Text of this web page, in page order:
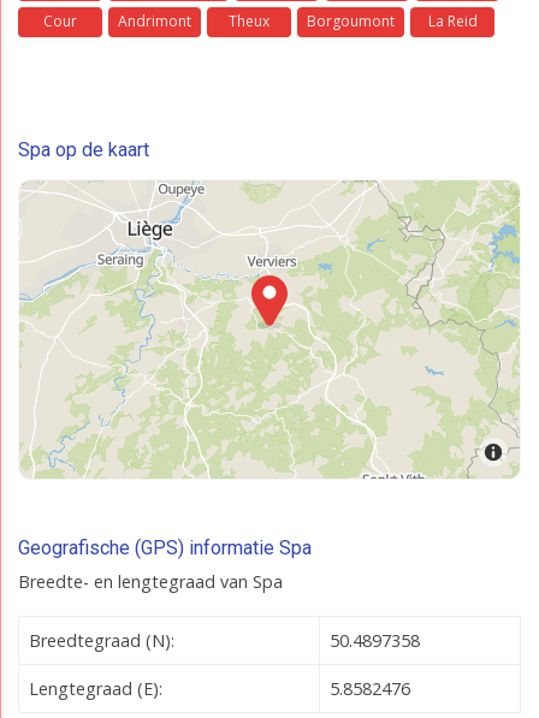
Cour Andrimont Theux Borgoumont La Reid
Spa op de kaart
Geografische (GPS) informatie Spa
Breedte- en lengtegraad van Spa
Breedtegraad (N): 50.4897358
Lengtegraad (E): 5.8582476